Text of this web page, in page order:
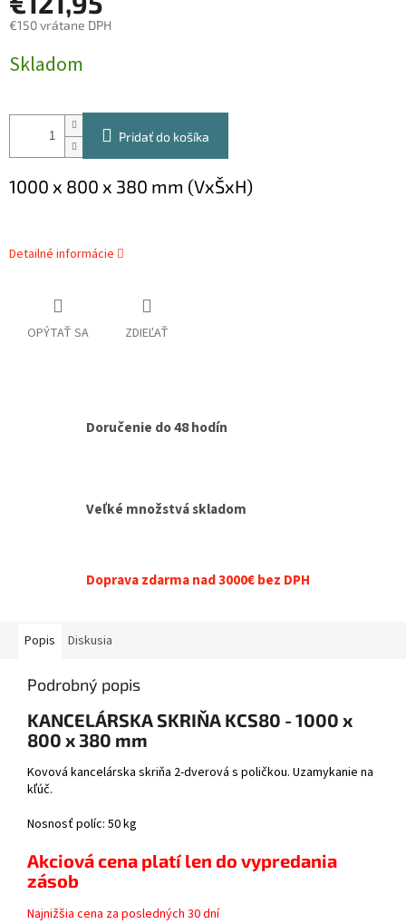
€150 vrátane DPH
cena:
Skladom
Pridať do košíka
1000 x 800 x 380 mm (VxŠxH)
Detailné informácie
OPÝTAŤ SA ZDIEĽAŤ
Doručenie do 48 hodín
Veľké množstvá skladom
Doprava zdarma nad 3000€ bez DPH
Popis Diskusia
Podrobný popis
KANCELÁRSKA SKRIŇA KCS80 - 1000 x
800 x 380 mm
Kovová kancelárska skriňa 2-dverová s poličkou. Uzamykanie na
kľúč.
Nosnosť políc: 50 kg
Akciová cena platí len do vypredania
zásob
Najnižšia cena za posledných 30 dní